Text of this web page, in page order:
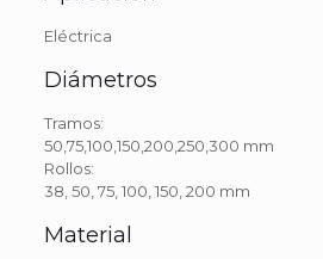
Eléctrica
Diámetros
Tramos:
50,75,100,150,200,250,300 mm
Rollos:
38, 50, 75, 100, 150, 200 mm
Material